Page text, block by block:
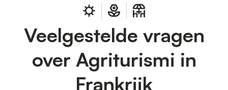
Veelgestelde vragen
over Agriturismi in
Frankrijk